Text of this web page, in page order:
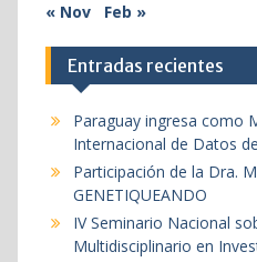
« Nov Feb »
Entradas recientes
Paraguay ingresa como
Internacional de Datos
Participación de la Dra.
GENETIQUEANDO
IV Seminario Nacional
Multidisciplinario en